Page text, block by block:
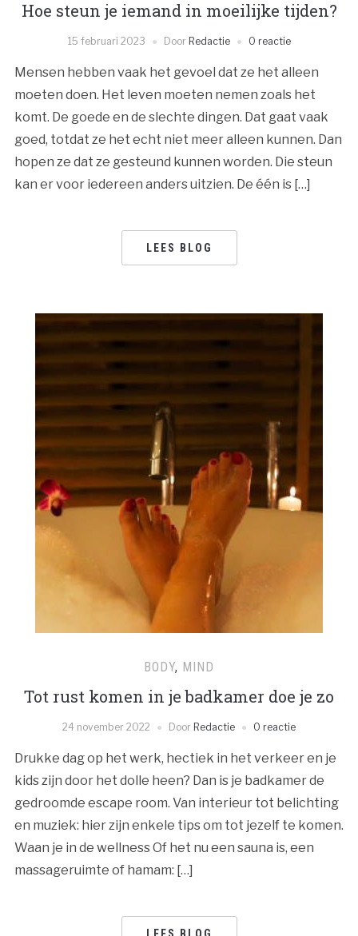
Hoe steun je iemand in moeilijke tijden?
15 februari 2023 Door Redactie 0 reactie
Mensen hebben vaak het gevoel dat ze het alleen
moeten doen. Het leven moeten nemen zoals het
komt. De goede en de slechte dingen. Dat gaat vaak
goed, totdat ze het echt niet meer alleen kunnen. Dan
hopen ze dat ze gesteund kunnen worden. Die steun
kan er voor iedereen anders uitzien. De één is […]
LEES BLOG
BODY, MIND
Tot rust komen in je badkamer doe je zo
24 november 2022 Door Redactie 0 reactie
Drukke dag op het werk, hectiek in het verkeer en je
kids zijn door het dolle heen? Dan is je badkamer de
gedroomde escape room. Van interieur tot belichting
en muziek: hier zijn enkele tips om tot jezelf te komen.
Waan je in de wellness Of het nu een sauna is, een
massageruimte of hamam: […]